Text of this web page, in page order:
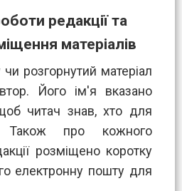
редакції та
матеріалів
розгорнутий матеріал
Його ім'я вказано
читач знав, хто для
Також про кожного
розміщено коротку
електронну пошту для